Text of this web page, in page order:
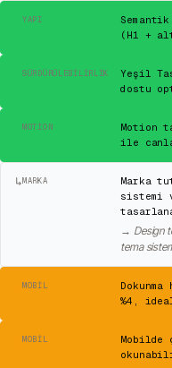
YAPI
(H1 +
SÜRDÜRÜLEBILIRLIK
Yeşil
dostu
MOTION
Motion
ile
↳MARKA
Marka
sistemi
→ Design
tema
MOBIL
%4,
MOBIL
Mobilde